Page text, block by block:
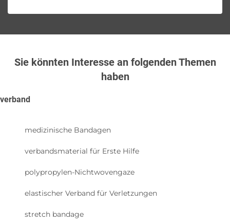
Sie könnten Interesse an folgenden Themen
haben
verband
medizinische Bandagen
verbandsmaterial für Erste Hilfe
polypropylen-Nichtwovengaze
elastischer Verband für Verletzungen
stretch bandage